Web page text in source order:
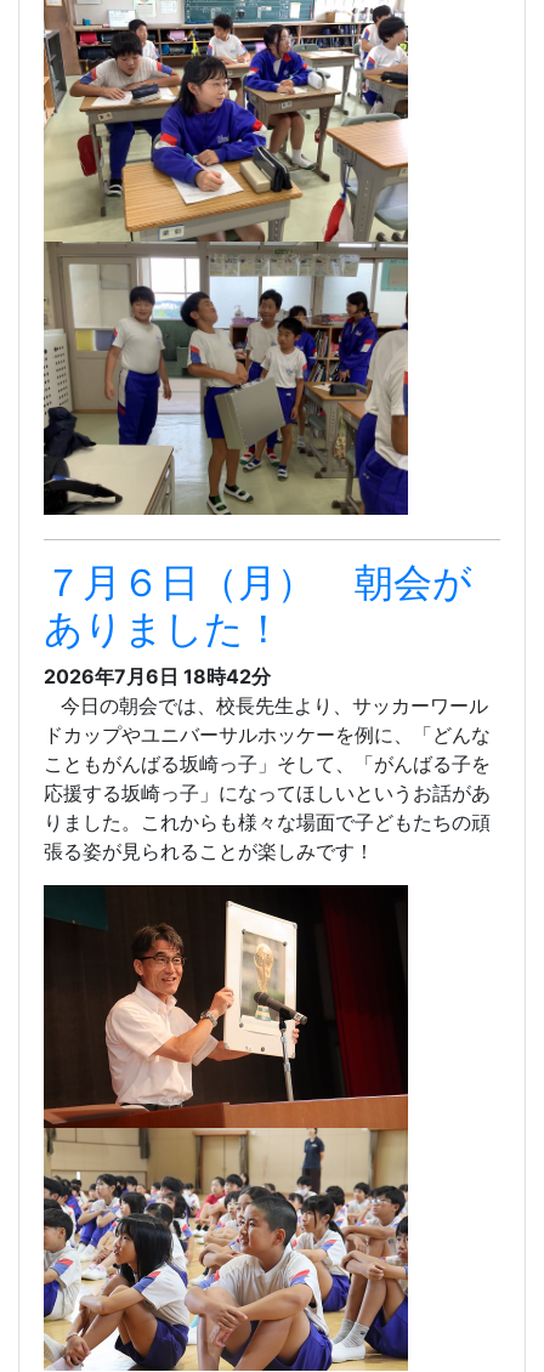
７月６日（月） 朝会が
ありました！
2026年7月6日 18時42分
今日の朝会では、校長先生より、サッカーワール
ドカップやユニバーサルホッケーを例に、「どんな
こともがんばる坂崎っ子」そして、「がんばる子を
応援する坂崎っ子」になってほしいというお話があ
りました。これからも様々な場面で子どもたちの頑
張る姿が見られることが楽しみです！